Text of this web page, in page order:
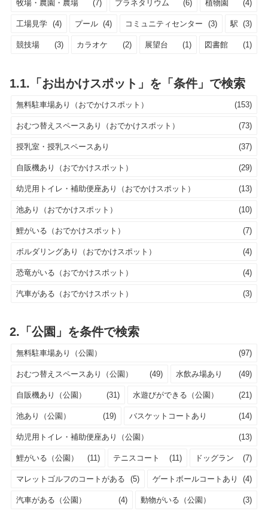
牧場・農園・農場 (7) プラネタリウム (6) 植物園 (4)
工場見学 (4) プール (4) コミュニティセンター (3) 駅 (3)
競技場 (3) カラオケ (2) 展望台 (1) 図書館 (1)
1.1.「お出かけスポット」を「条件」で検索
無料駐車場あり（おでかけスポット） (153)
おむつ替えスペースあり（おでかけスポット） (73)
授乳室・授乳スペースあり (37)
自販機あり（おでかけスポット） (29)
幼児用トイレ・補助便座あり（おでかけスポット） (13)
池あり（おでかけスポット） (10)
鯉がいる（おでかけスポット） (7)
ボルダリングあり（おでかけスポット） (4)
恐竜がいる（おでかけスポット） (4)
汽車がある（おでかけスポット） (3)
2.「公園」を条件で検索
無料駐車場あり（公園） (97)
おむつ替えスペースあり（公園） (49) 水飲み場あり (49)
自販機あり（公園） (31) 水遊びができる（公園） (21)
池あり（公園） (19) バスケットコートあり (14)
幼児用トイレ・補助便座あり（公園） (13)
鯉がいる（公園） (11) テニスコート (11) ドッグラン (7)
マレットゴルフのコートがある (5) ゲートボールコートあり (4)
汽車がある（公園） (4) 動物がいる（公園） (3)